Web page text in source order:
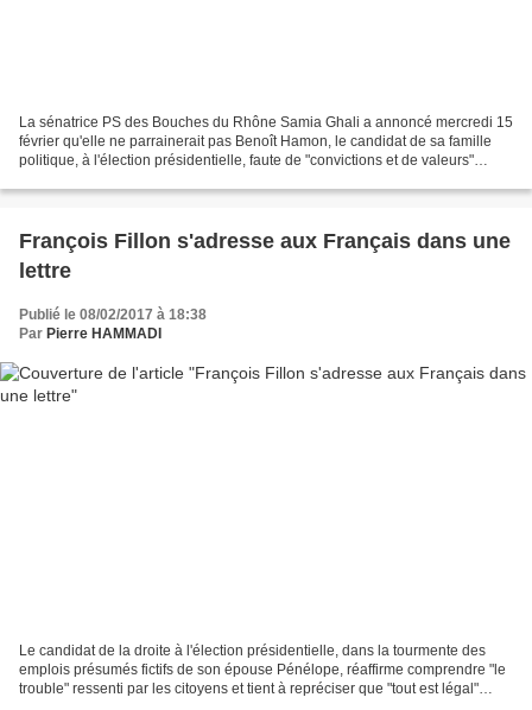
La sénatrice PS des Bouches du Rhône Samia Ghali a annoncé mercredi 15
février qu'elle ne parrainerait pas Benoît Hamon, le candidat de sa famille
politique, à l'élection présidentielle, faute de "convictions et de valeurs"
François Fillon s'adresse aux Français dans une
lettre
Publié le 08/02/2017 à 18:38
Par Pierre HAMMADI
Le candidat de la droite à l'élection présidentielle, dans la tourmente des
emplois présumés fictifs de son épouse Pénélope, réaffirme comprendre "le
trouble" ressenti par les citoyens et tient à repréciser que "tout est légal"